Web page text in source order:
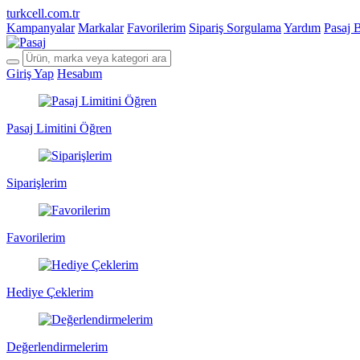
turkcell.com.tr
Kampanyalar Markalar Favorilerim Sipariş Sorgulama Yardım Pasaj
Giriş Yap Hesabım
Pasaj Limitini Öğren
Siparişlerim
Favorilerim
Hediye Çeklerim
Değerlendirmelerim